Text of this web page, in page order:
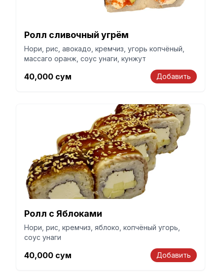
Ролл сливочный угрём
Нори, рис, авокадо, кремчиз, угорь копчёный,
массаго оранж, соус унаги, кунжут
40,000 сум Добавить
Ролл с Яблоками
Нори, рис, кремчиз, яблоко, копчёный угорь,
соус унаги
40,000 сум Добавить